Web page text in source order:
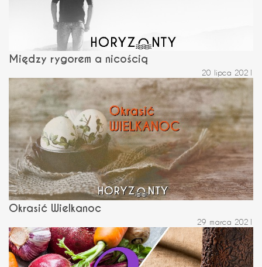
Między rygorem a nicością
20 lipca 2021
Okrasić Wielkanoc
29 marca 2021